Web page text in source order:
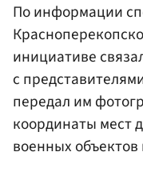
По информации
инициативе
с
передал им
координаты мест
военных